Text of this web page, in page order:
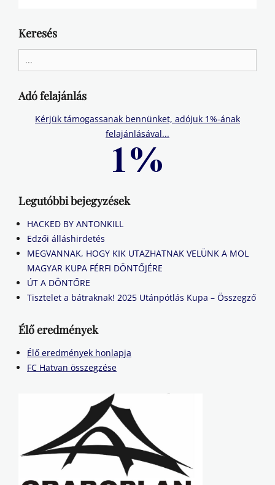
Keresés
for:
Adó felajánlás
Kérjük támogassanak bennünket, adójuk 1%-ának
felajánlásával...
Legutóbbi bejegyzések
HACKED BY ANTONKILL
Edzői álláshirdetés
MEGVANNAK, HOGY KIK UTAZHATNAK VELÜNK A MOL
MAGYAR KUPA FÉRFI DÖNTŐJÉRE
ÚT A DÖNTŐRE
Tisztelet a bátraknak! 2025 Utánpótlás Kupa – Összegző
Élő eredmények
Élő eredmények honlapja
FC Hatvan összegzése